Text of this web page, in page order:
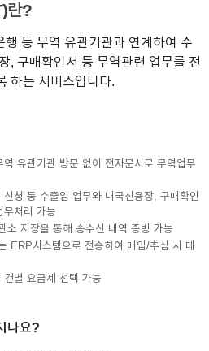
란?
등 무역 유관기관과 연계하여 수
, 구매확인서 등 무역관련 업무를 전
하는 서비스입니다.
유관기관 방문 없이 전자문서로 무역업무
청 등 수출입 업무와 내국신용장, 구매확인
무처리 가능
소 저장을 통해 송수신 내역 증빙 가능
ERP시스템으로 전송하여 매입/추심 시 데
별 요금제 선택 가능
나요?